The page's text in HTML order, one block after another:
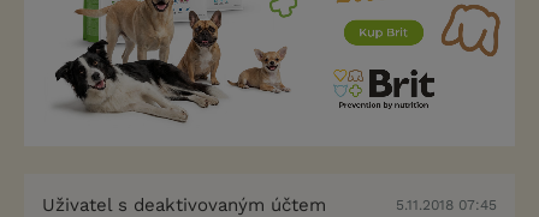
Uživatel s deaktivovaným účtem 5.11.2018 07:45